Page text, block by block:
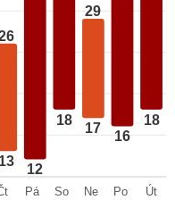
13
12
18
29
17
16
18
Pá
So
Ne
Po
Út